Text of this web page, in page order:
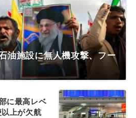
油施設に無人機攻撃、フー
に最高レベ
上が欠航